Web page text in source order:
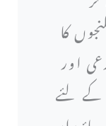
کا
اور
کے لئے